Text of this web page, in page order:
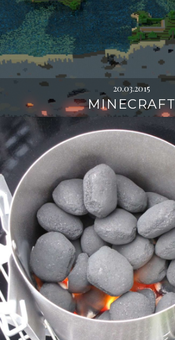
20.03.2015
MINECRAFT